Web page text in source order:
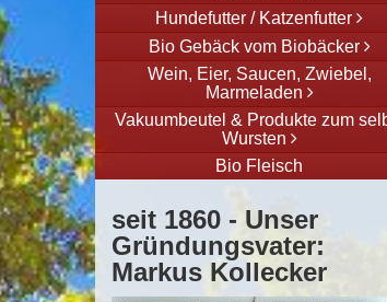
Hundefutter / Katzenfutter
Bio Gebäck vom Biobäcker
Wein, Eier, Saucen, Zwiebel,
Marmeladen
Vakuumbeutel & Produkte zum
Wursten
Bio Fleisch
seit 1860 - Unser
Gründungsvater:
Markus Kollecker